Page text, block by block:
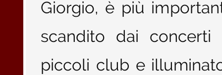
Giorgio, è più
scandito dai
piccoli club e